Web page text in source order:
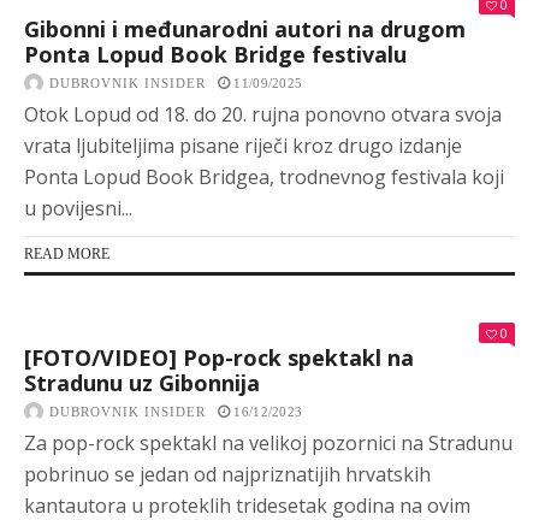
0
Gibonni i međunarodni autori na drugom
Ponta Lopud Book Bridge festivalu
DUBROVNIK INSIDER 11/09/2025
Otok Lopud od 18. do 20. rujna ponovno otvara svoja
vrata ljubiteljima pisane riječi kroz drugo izdanje
Ponta Lopud Book Bridgea, trodnevnog festivala koji
u povijesni...
READ MORE
0
[FOTO/VIDEO] Pop-rock spektakl na
Stradunu uz Gibonnija
DUBROVNIK INSIDER 16/12/2023
Za pop-rock spektakl na velikoj pozornici na Stradunu
pobrinuo se jedan od najpriznatijih hrvatskih
kantautora u proteklih tridesetak godina na ovim